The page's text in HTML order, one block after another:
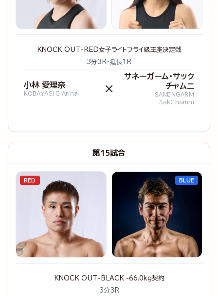
KNOCK OUT-RED女子ライトフライ級王座決定戦
3分3R・延長1R
小林 愛理奈
KOBAYASHI Arina ×
サネーガーム・サック
チャムニ
SANENGARM
SakChamni
第15試合
RED
KNOCK OUT-BLACK -66.0kg契約
3分3R
BLUE